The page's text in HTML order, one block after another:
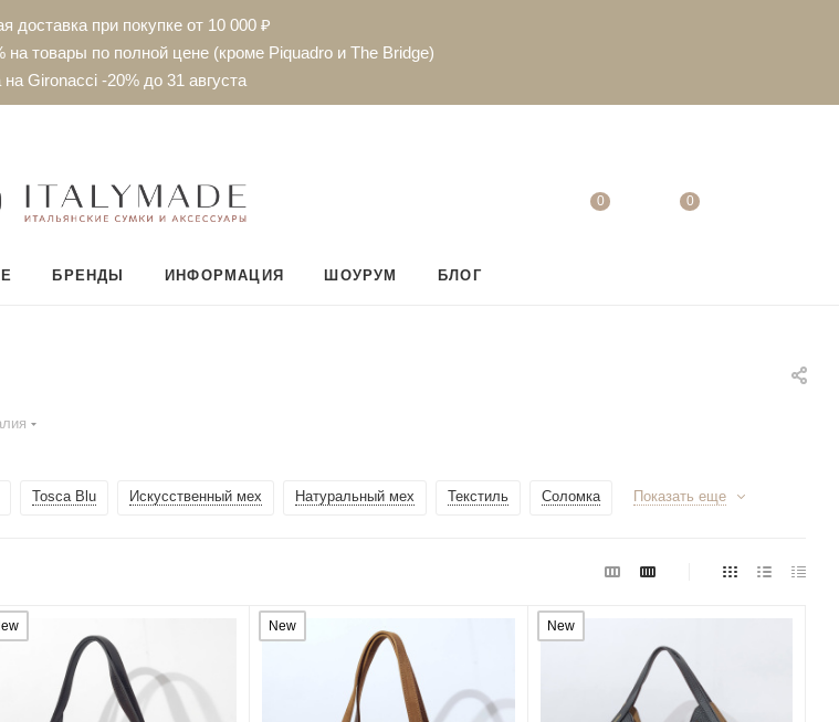
доставка при покупке от 10 000 ₽
на товары по полной цене (кроме Piquadro и The Bridge)
на Gironacci -20% до 31 августа
0 0
БРЕНДЫ ИНФОРМАЦИЯ ШОУРУМ БЛОГ
Tosca Blu Искусственный мех Натуральный мех Текстиль Соломка Показать еще
New New